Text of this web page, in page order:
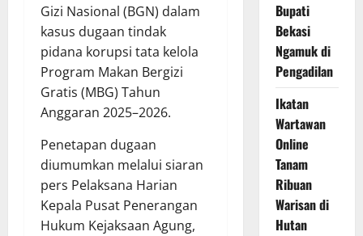
Gizi Nasional (BGN) dalam
kasus dugaan tindak
pidana korupsi tata kelola
Program Makan Bergizi
Gratis (MBG) Tahun
Anggaran 2025–2026.
Penetapan dugaan
diumumkan melalui siaran
pers Pelaksana Harian
Kepala Pusat Penerangan
Hukum Kejaksaan Agung,
Bupati
Bekasi
Ngamuk di
Pengadilan
Ikatan
Wartawan
Online
Tanam
Ribuan
Warisan di
Hutan